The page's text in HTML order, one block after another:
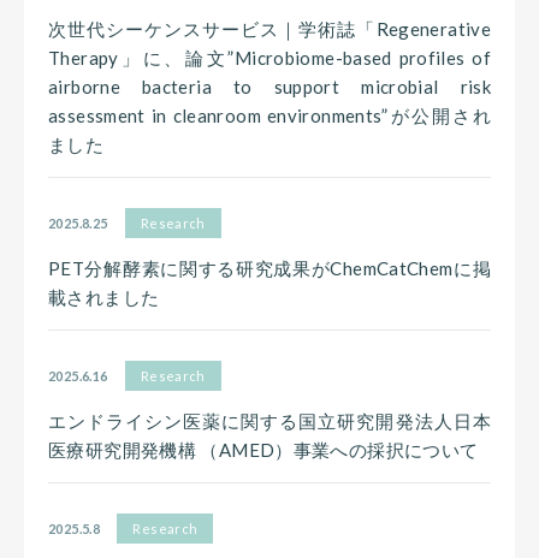
次世代シーケンスサービス｜学術誌「Regenerative
Therapy」に、論文”Microbiome-based profiles of
airborne bacteria to support microbial risk
assessment in cleanroom environments”が公開され
ました
2025.8.25 Research
PET分解酵素に関する研究成果がChemCatChemに掲
載されました
2025.6.16 Research
エンドライシン医薬に関する国⽴研究開発法⼈⽇本
医療研究開発機構 （AMED）事業への採択について
2025.5.8 Research